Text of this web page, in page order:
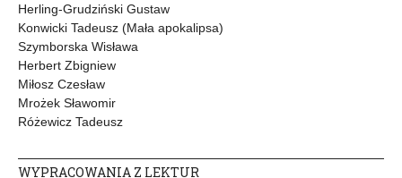
Herling-Grudziński Gustaw
Konwicki Tadeusz (Mała apokalipsa)
Szymborska Wisława
Herbert Zbigniew
Miłosz Czesław
Mrożek Sławomir
Różewicz Tadeusz
WYPRACOWANIA Z LEKTUR